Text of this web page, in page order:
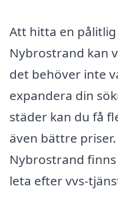
Att hitta en
Nybrostrand kan
det behöver inte
expandera din
städer kan du få
även bättre
Nybrostrand
leta efter vvs-